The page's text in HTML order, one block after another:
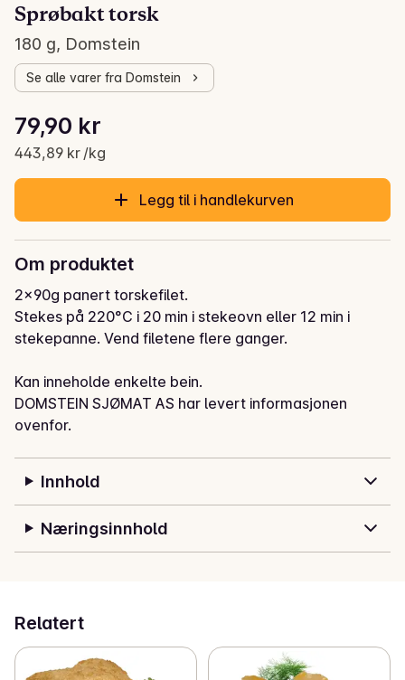
Sprøbakt torsk
180 g, Domstein
Se alle varer fra Domstein
Gjeldende pris er: 79,90 kr
79,90 kr
443,89 kr /kg
Stykkpris: 443,89 kr /kg
Legg til i handlekurven
Om produktet
2x90g panert torskefilet.
Stekes på 220°C i 20 min i stekeovn eller 12 min i
stekepanne. Vend filetene flere ganger.
Kan inneholde enkelte bein.
DOMSTEIN SJØMAT AS har levert informasjonen
ovenfor.
Innhold
Næringsinnhold
Relatert